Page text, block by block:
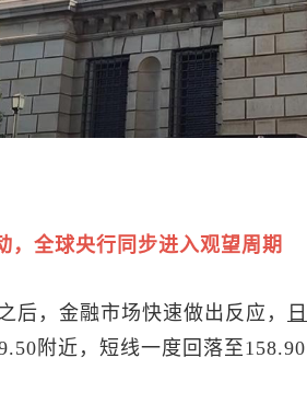
，全球央行同步进入观望周期
后，金融市场快速做出反应，
附近，短线一度回落至